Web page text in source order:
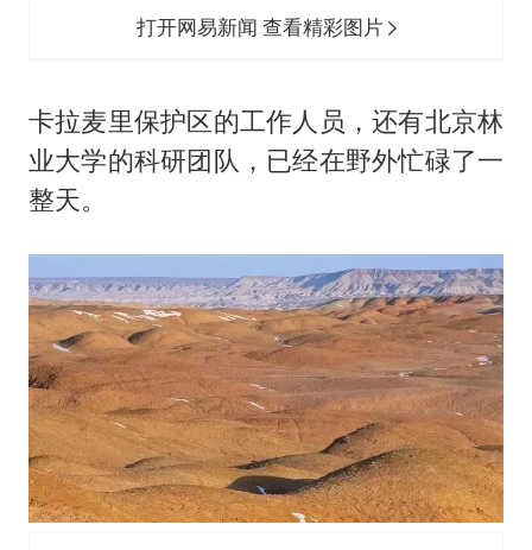
打开网易新闻 查看精彩图片
卡拉麦里保护区的工作人员，还有北京林
业大学的科研团队，已经在野外忙碌了一
整天。